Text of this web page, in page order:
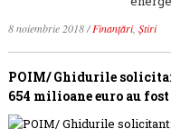
8 noiembrie 2018/Finanțări, Știri
POIM/ Ghidurile
654 milioane euro au